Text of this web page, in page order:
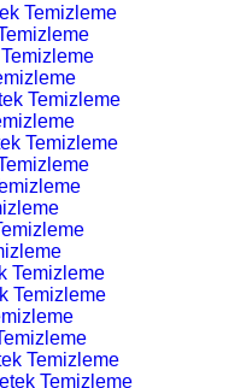
Temizleme
Temizleme
Temizleme
Temizleme
Temizleme
Temizleme
Temizleme